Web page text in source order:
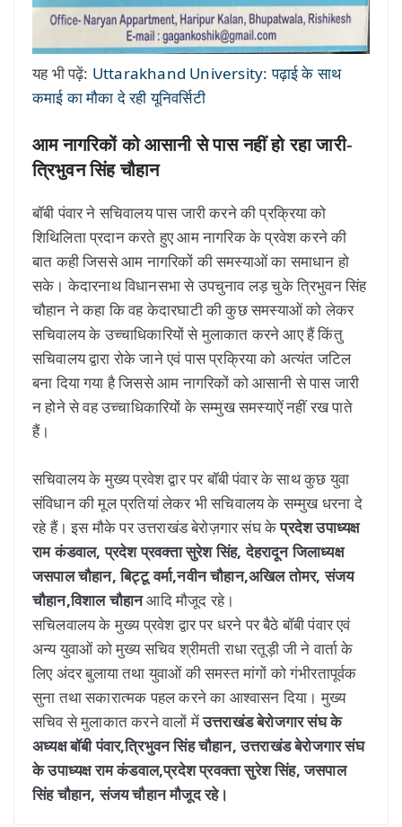
यह भी पढ़ें: Uttarakhand University: पढ़ाई के साथ
कमाई का मौका दे रही यूनिवर्सिटी
आम नागरिकों को आसानी से पास नहीं हो रहा जारी-
त्रिभुवन सिंह चौहान
बॉबी पंवार ने सचिवालय पास जारी करने की प्रक्रिया को
शिथिलिता प्रदान करते हुए आम नागरिक के प्रवेश करने की
बात कही जिससे आम नागरिकों की समस्याओं का समाधान हो
सके। केदारनाथ विधानसभा से उपचुनाव लड़ चुके त्रिभुवन सिंह
चौहान ने कहा कि वह केदारघाटी की कुछ समस्याओं को लेकर
सचिवालय के उच्चाधिकारियों से मुलाकात करने आए हैं किंतु
सचिवालय द्वारा रोके जाने एवं पास प्रक्रिया को अत्यंत जटिल
बना दिया गया है जिससे आम नागरिकों को आसानी से पास जारी
न होने से वह उच्चाधिकारियों के सम्मुख समस्याऐं नहीं रख पाते
हैं।
सचिवालय के मुख्य प्रवेश द्वार पर बॉबी पंवार के साथ कुछ युवा
संविधान की मूल प्रतियां लेकर भी सचिवालय के सम्मुख धरना दे
रहे हैं। इस मौके पर उत्तराखंड बेरोज़गार संघ केप्रदेश उपाध्यक्ष
राम कंडवाल, प्रदेश प्रवक्ता सुरेश सिंह, देहरादून जिलाध्यक्ष
जसपाल चौहान, बिट्टू वर्मा,नवीन चौहान,अखिल तोमर, संजय
चौहान,विशाल चौहानआदि मौजूद रहे।
सचिलवालय के मुख्य प्रवेश द्वार पर धरने पर बैठे बॉबी पंवार एवं
अन्य युवाओं को मुख्य सचिव श्रीमती राधा रतूड़ी जी ने वार्ता के
लिए अंदर बुलाया तथा युवाओं की समस्त मांगों को गंभीरतापूर्वक
सुना तथा सकारात्मक पहल करने का आश्वासन दिया। मुख्य
सचिव से मुलाकात करने वालों मेंउत्तराखंड बेरोजगार संघ के
अध्यक्ष बॉबी पंवार,त्रिभुवन सिंह चौहान, उत्तराखंड बेरोजगार संघ
के उपाध्यक्ष राम कंडवाल,प्रदेश प्रवक्ता सुरेश सिंह, जसपाल
सिंह चौहान, संजय चौहान मौजूद रहे।